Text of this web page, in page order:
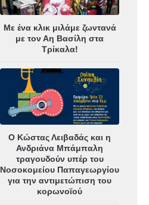
Με ένα κλικ μιλάμε ζωντανά
με τον Αη Βασίλη στα
Τρίκαλα!
Ο Κώστας Λειβαδάς και η
Ανδριάνα Μπάμπαλη
τραγουδούν υπέρ του
Νοσοκομείου Παπαγεωργίου
για την αντιμετώπιση του
κορωνοϊού